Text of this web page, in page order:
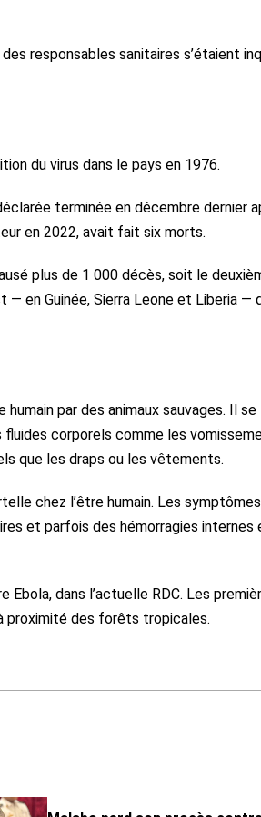
responsables sanitaires s’étaient
du virus dans le pays en 1976.
terminée en décembre dernier
en 2022, avait fait six morts.
plus de 1 000 décès, soit le
— en Guinée, Sierra Leone et Liberia —
par des animaux sauvages. Il se
corporels comme les
que les draps ou les vêtements.
chez l’être humain. Les symptômes
et parfois des hémorragies internes
dans l’actuelle RDC. Les
proximité des forêts tropicales.